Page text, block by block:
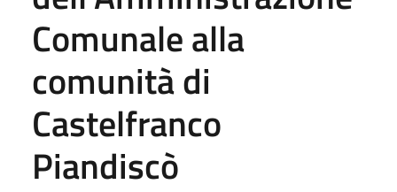
Comunale alla
comunità di
Castelfranco
Piandiscò